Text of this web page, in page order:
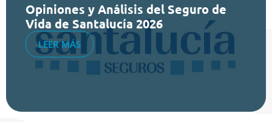
Opiniones y Análisis del Seguro de
Vida de Santalucía 2026
LEER MÁS